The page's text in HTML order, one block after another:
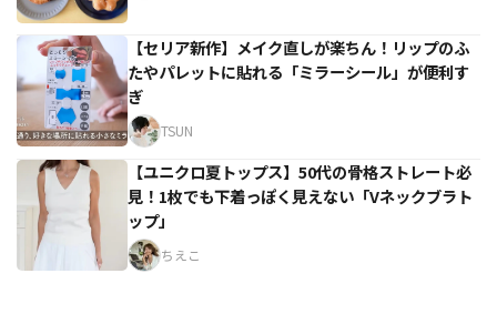
【セリア新作】メイク直しが楽ちん！リップのふ
たやパレットに貼れる「ミラーシール」が便利す
ぎ
TSUN
【ユニクロ夏トップス】50代の骨格ストレート必
見！1枚でも下着っぽく見えない「Vネックブラト
ップ」
ちえこ